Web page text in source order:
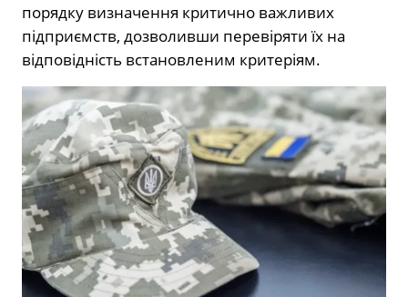
порядку визначення критично важливих
підприємств, дозволивши перевіряти їх на
відповідність встановленим критеріям.